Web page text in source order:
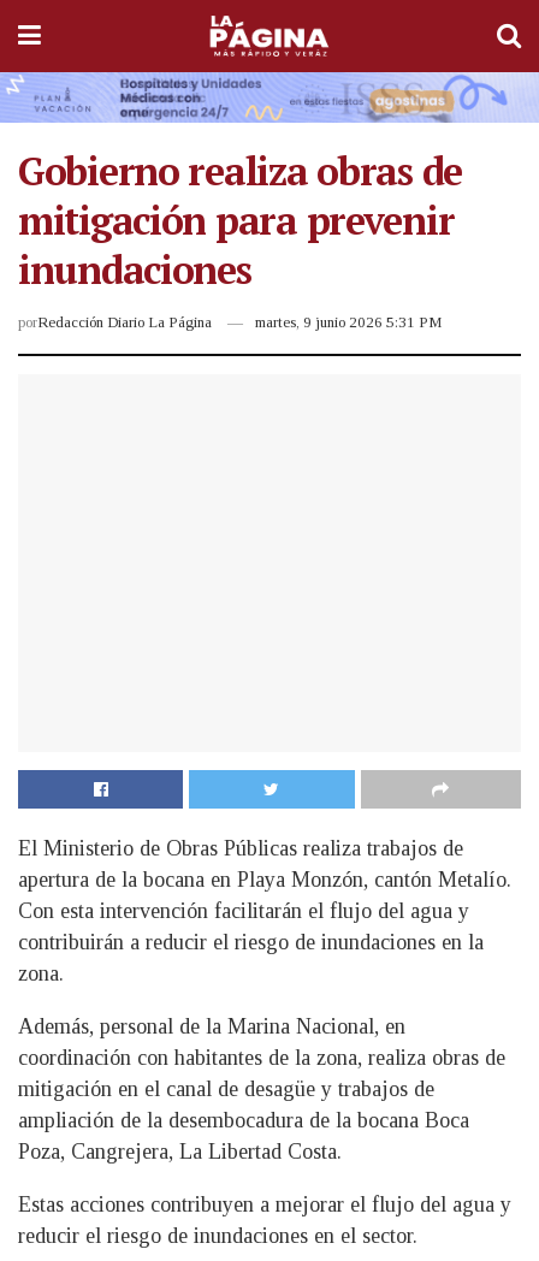
Gobierno realiza obras de
mitigación para prevenir
inundaciones
porRedacción Diario La Página martes, 9 junio 2026 5:31 PM
El Ministerio de Obras Públicas realiza trabajos de
apertura de la bocana en Playa Monzón, cantón Metalío.
Con esta intervención facilitarán el flujo del agua y
contribuirán a reducir el riesgo de inundaciones en la
zona.
Además, personal de la Marina Nacional, en
coordinación con habitantes de la zona, realiza obras de
mitigación en el canal de desagüe y trabajos de
ampliación de la desembocadura de la bocana Boca
Poza, Cangrejera, La Libertad Costa.
Estas acciones contribuyen a mejorar el flujo del agua y
reducir el riesgo de inundaciones en el sector.